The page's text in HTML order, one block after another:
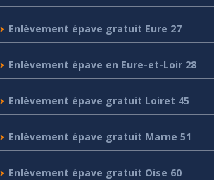
Enlèvement épave gratuit Eure 27
Enlèvement épave en Eure-et-Loir 28
Enlèvement épave gratuit Loiret 45
Enlèvement épave gratuit Marne 51
Enlèvement épave gratuit Oise 60